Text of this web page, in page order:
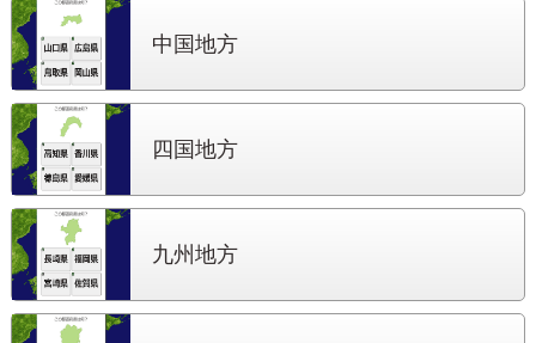
中国地方
四国地方
九州地方